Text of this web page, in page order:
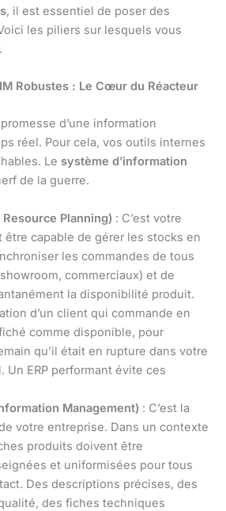
, il est essentiel de poser des
les piliers sur lesquels vous
Robustes : Le Cœur du Réacteur
promesse d’une information
réel. Pour cela, vos outils internes
Le système d’information
de la guerre.
Resource Planning) : C’est votre
être capable de gérer les stocks en
les commandes de tous
commerciaux) et de
la disponibilité produit.
d’un client qui commande en
comme disponible, pour
qu’il était en rupture dans votre
Un ERP performant évite ces
Management) : C’est la
votre entreprise. Dans un contexte
produits doivent être
et uniformisées pour tous
Des descriptions précises, des
des fiches techniques